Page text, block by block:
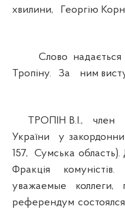
хвилини, Георгію
Слово
Тропіну. За ним
ТРОПІН В.І., член
України у
157, Сумська
Фракція
уважаемые
референдум